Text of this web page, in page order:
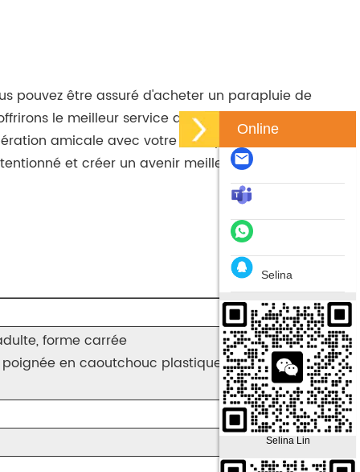
pouvez être assuré d'acheter un parapluie de
le meilleur service après-vente et une
amicale avec votre entreprise avec des
et créer un avenir meilleur main dans la
forme carrée
en caoutchouc plastique, pongé 190T de
Online
Selina
Selina Lin